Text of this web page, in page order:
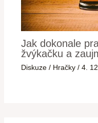
Jak dokonale
žvýkačku a
Diskuze / Hračky /4.